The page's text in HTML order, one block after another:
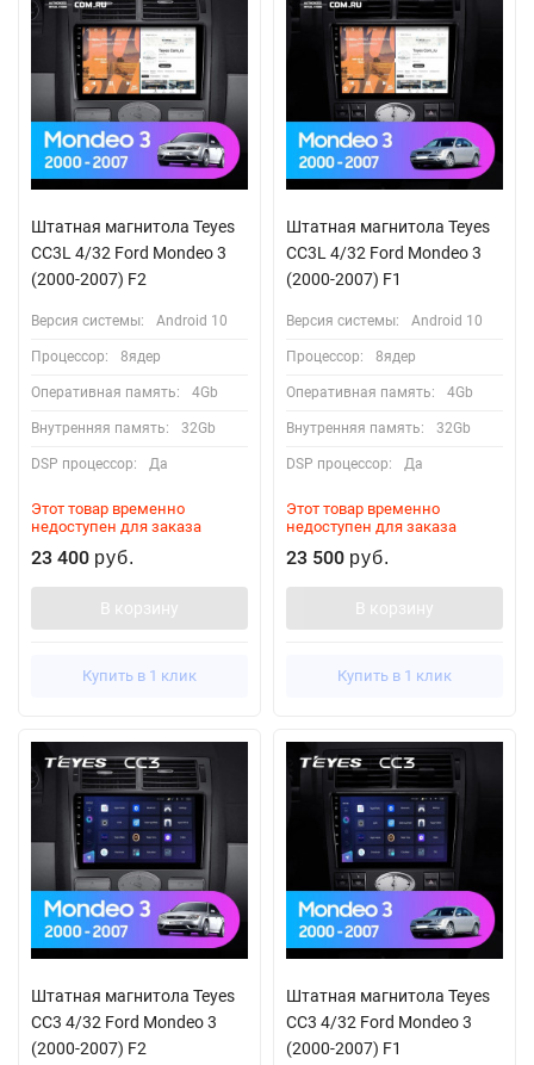
Штатная магнитола Teyes
CC3L 4/32 Ford Mondeo 3
(2000-2007) F2
Версия системы: Android 10
Процессор: 8ядер
Оперативная память: 4Gb
Внутренняя память: 32Gb
DSP процессор: Да
Этот товар временно
недоступен для заказа
23 400 руб.
В корзину
Купить в 1 клик
Штатная магнитола Teyes
CC3L 4/32 Ford Mondeo 3
(2000-2007) F1
Версия системы: Android 10
Процессор: 8ядер
Оперативная память: 4Gb
Внутренняя память: 32Gb
DSP процессор: Да
Этот товар временно
недоступен для заказа
23 500 руб.
В корзину
Купить в 1 клик
Штатная магнитола Teyes
CC3 4/32 Ford Mondeo 3
(2000-2007) F2
Штатная магнитола Teyes
CC3 4/32 Ford Mondeo 3
(2000-2007) F1